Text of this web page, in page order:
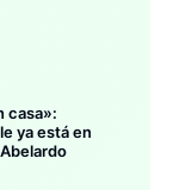
casa»:
ya está en